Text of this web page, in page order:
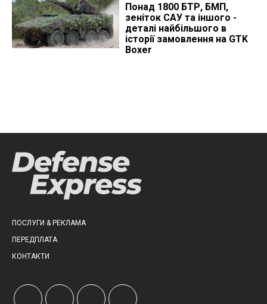
Понад 1800 БТР, БМП,
зеніток САУ та іншого -
деталі найбільшого в
історії замовлення на GTK
Boxer
ПОСЛУГИ & РЕКЛАМА
ПЕРЕДПЛАТА
КОНТАКТИ